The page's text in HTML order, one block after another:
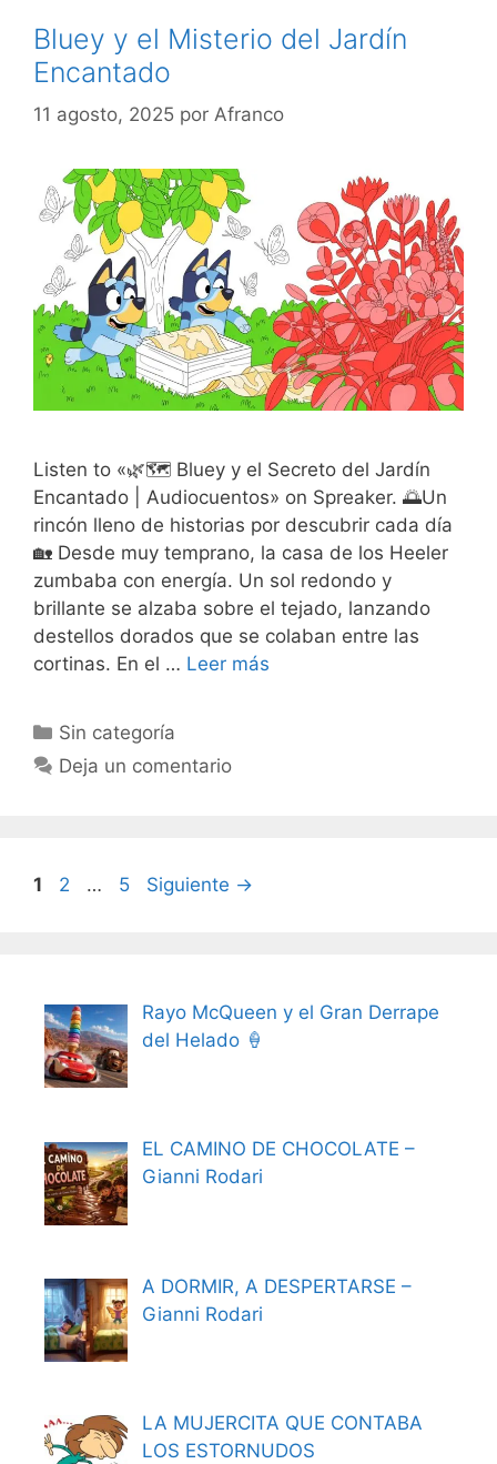
Bluey y el Misterio del Jardín
Encantado
11 agosto, 2025 por Afranco
Listen to «🌿🗺️ Bluey y el Secreto del Jardín
Encantado | Audiocuentos» on Spreaker. 🌅Un
rincón lleno de historias por descubrir cada día
🏡 Desde muy temprano, la casa de los Heeler
zumbaba con energía. Un sol redondo y
brillante se alzaba sobre el tejado, lanzando
destellos dorados que se colaban entre las
cortinas. En el … Leer más
Categorías
Sin categoría
Deja un comentario
Página
1 Página
2 … Página
5 Siguiente →
Rayo McQueen y el Gran Derrape
del Helado 🍦
EL CAMINO DE CHOCOLATE –
Gianni Rodari
A DORMIR, A DESPERTARSE –
Gianni Rodari
LA MUJERCITA QUE CONTABA
LOS ESTORNUDOS